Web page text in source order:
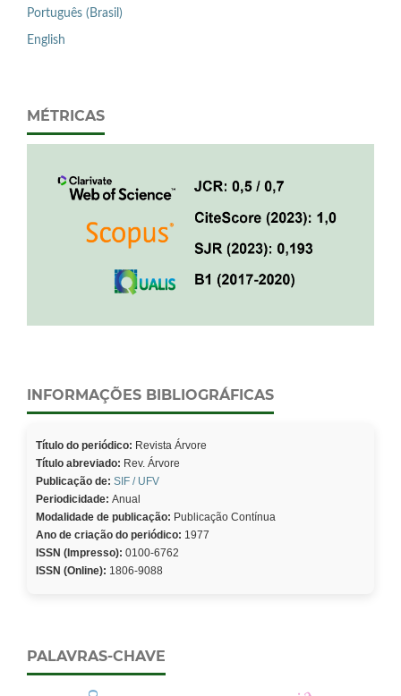
Português (Brasil)
English
MÉTRICAS
INFORMAÇÕES BIBLIOGRÁFICAS
Título do periódico: Revista Árvore
Título abreviado: Rev. Árvore
Publicação de: SIF / UFV
Periodicidade: Anual
Modalidade de publicação: Publicação Contínua
Ano de criação do periódico: 1977
ISSN (Impresso): 0100-6762
ISSN (Online): 1806-9088
PALAVRAS-CHAVE